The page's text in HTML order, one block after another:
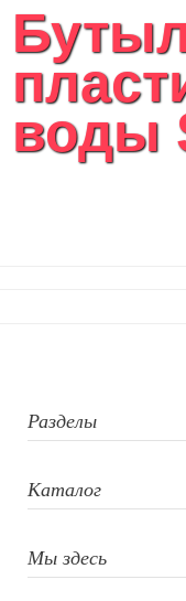
воды
Разделы
Каталог
Мы здесь